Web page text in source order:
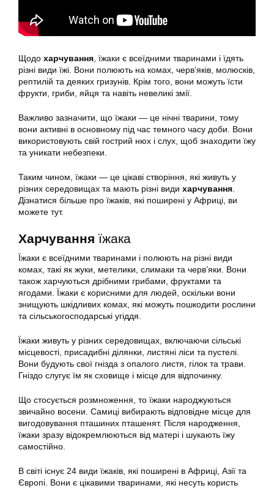
Щодо харчування , їжаки є всеїдними тваринами і їдять
різні види їжі. Вони полюють на комах, черв’яків, молюсків,
рептилій та деяких гризунів. Крім того, вони можуть їсти
фрукти, гриби, яйця та навіть невеликі змії.
Важливо зазначити, що їжаки — це нічні тварини, тому
вони активні в основному під час темного часу доби. Вони
використовують свій гострий нюх і слух, щоб знаходити їжу
та уникати небезпеки.
Таким чином, їжаки — це цікаві створіння, які живуть у
різних середовищах та мають різні види харчування
Дізнатися більше про їжаків, які поширені у Африці, ви
можете тут.
Харчування їжака
Їжаки є всеїдними тваринами і полюють на різні види
комах, такі як жуки, метелики, слимаки та черв’яки. Вони
також харчуються дрібними грибами, фруктами та
ягодами. Їжаки є корисними для людей, оскільки вони
знищують шкідливих комах, які можуть пошкодити рослини
та сільськогосподарські угіддя.
Їжаки живуть у різних середовищах, включаючи сільські
місцевості, присадибні ділянки, листяні ліси та пустелі.
Вони будують свої гнізда з опалого листя, гілок та трави.
Гніздо слугує їм як сховище і місце для відпочинку.
Що стосується розмноження, то їжаки народжуються
звичайно восени. Самиці вибирають відповідне місце для
вигодовування пташиних пташенят. Після народження,
їжаки зразу відокремлюються від матері і шукають їжу
самостійно.
В світі існує 24 види їжаків, які поширені в Африці, Азії та
Європі. Вони є цікавими тваринами, які несуть користь